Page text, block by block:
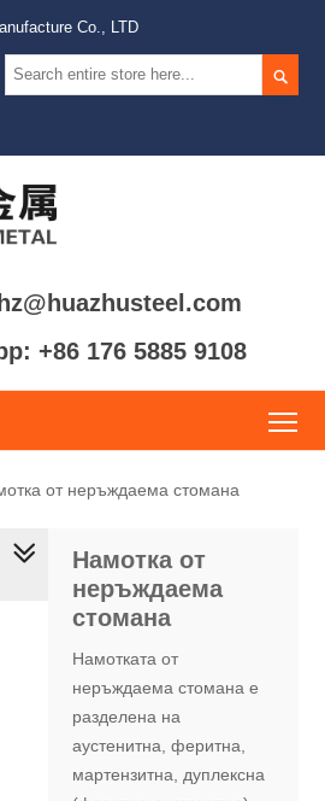
Co., LTD

+86 176 5885 9108
от неръждаема стомана
Намотка от
неръждаема
стомана
Намотката от
неръждаема стомана е
разделена на
аустенитна, феритна,
мартензитна, дуплексна